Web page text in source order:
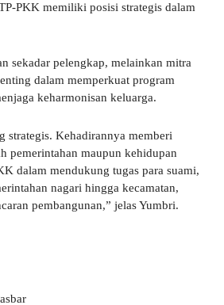
PKK memiliki posisi strategis dalam
sekadar pelengkap, melainkan mitra
dalam memperkuat program
keharmonisan keluarga.
strategis. Kehadirannya memberi
pemerintahan maupun kehidupan
dalam mendukung tugas para suami,
nagari hingga kecamatan,
pembangunan,” jelas Yumbri.